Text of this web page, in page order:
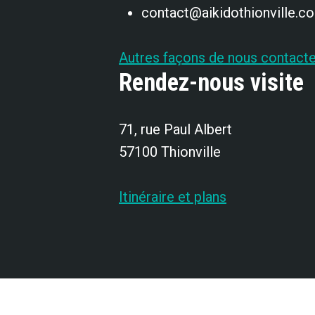
Autres façons de nous
Rendez-nous visite
71, rue Paul Albert
57100 Thionville
Itinéraire et plans